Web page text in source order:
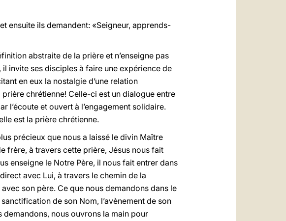
ensuite ils demandent: «Seigneur, apprends-
abstraite de la prière et n’enseigne pas
invite ses disciples à faire une expérience de
en eux la nostalgie d’une relation
chrétienne! Celle-ci est un dialogue entre
l’écoute et ouvert à l’engagement solidaire.
est la prière chrétienne.
précieux que nous a laissé le divin Maître
frère, à travers cette prière, Jésus nous fait
enseigne le Notre Père, il nous fait entrer dans
avec Lui, à travers le chemin de la
son père. Ce que nous demandons dans le
de son Nom, l’avènement de son
nous ouvrons la main pour